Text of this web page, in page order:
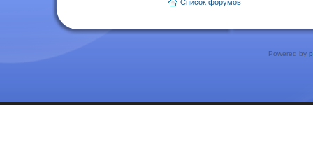
Список форумов
Powered by